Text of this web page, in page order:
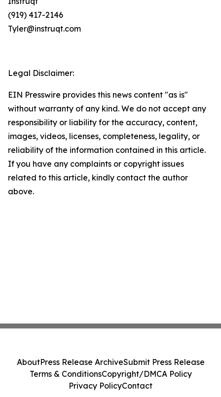
(919) 417-2146
Tyler@instruqt.com
Legal Disclaimer:
EIN Presswire provides this news content "as is"
without warranty of any kind. We do not accept any
responsibility or liability for the accuracy, content,
images, videos, licenses, completeness, legality, or
reliability of the information contained in this article.
If you have any complaints or copyright issues
related to this article, kindly contact the author
above.
AboutPress Release ArchiveSubmit Press Release
Terms & ConditionsCopyright/DMCA Policy
Privacy PolicyContact